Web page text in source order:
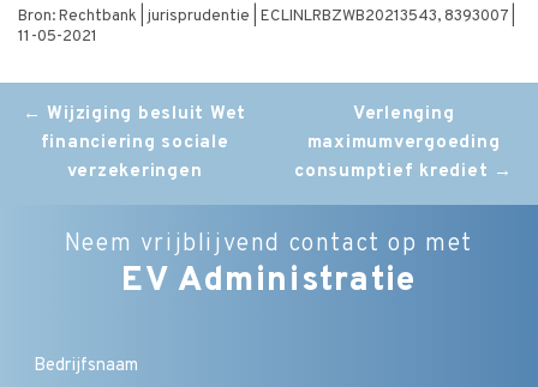
Bron: Rechtbank | jurisprudentie | ECLINLRBZWB20213543, 8393007 |
11-05-2021
Post
navigation
← Wijziging besluit Wet
financiering sociale
verzekeringen
Verlenging
maximumvergoeding
consumptief krediet →
Neem vrijblijvend contact op met
EV Administratie